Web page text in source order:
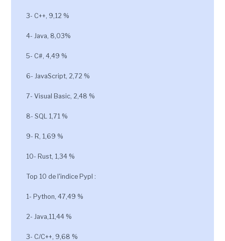
3- C++, 9,12 %
4- Java, 8,03%
5- C#, 4,49 %
6- JavaScript, 2,72 %
7- Visual Basic, 2,48 %
8- SQL 1,71 %
9- R, 1,69 %
10- Rust, 1,34 %
Top 10 de l'indice Pypl :
1- Python, 47,49 %
2- Java,11,44 %
3- C/C++, 9,68 %